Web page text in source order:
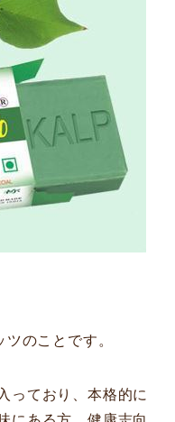
のことです。
っており、本格的に